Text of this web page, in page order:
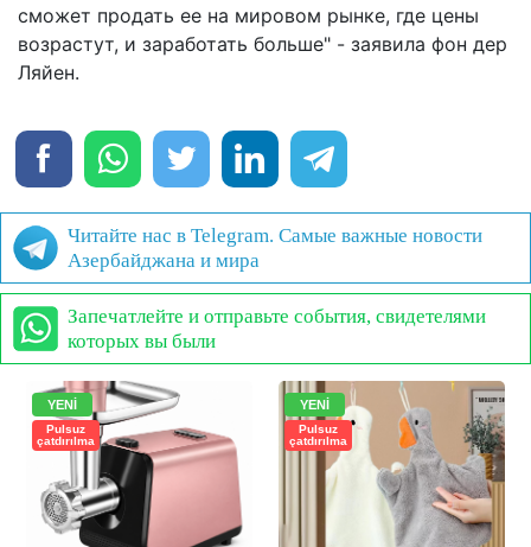
сможет продать ее на мировом рынке, где цены
возрастут, и заработать больше" - заявила фон дер
Ляйен.
Читайте нас в Telegram. Самые важные новости
Азербайджана и мира
Запечатлейте и отправьте события, свидетелями
которых вы были